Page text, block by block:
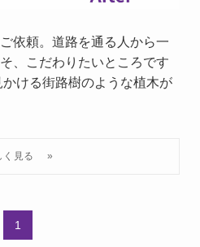
依頼。道路を通る人から一
、こだわりたいところです
ける街路樹のような植木が
1